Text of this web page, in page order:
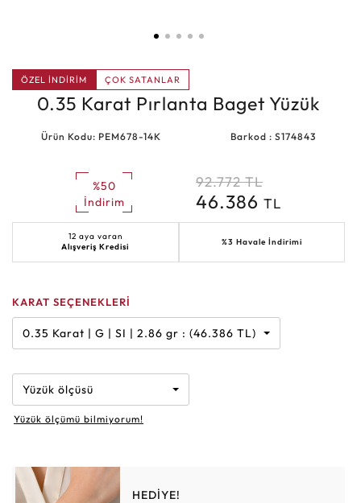
ÖZEL İNDİRİM ÇOK SATANLAR
0.35 Karat Pırlanta Baget Yüzük
Ürün Kodu: PEM678-14K Barkod : S174843
%50
İndirim
92.772 TL
46.386 TL
12 aya varan
Alışveriş Kredisi
%3 Havale İndirimi
KARAT SEÇENEKLERİ
0.35 Karat | G | SI | 2.86 gr : (46.386 TL)
Yüzük ölçüsü
Yüzük ölçümü bilmiyorum!
HEDİYE!